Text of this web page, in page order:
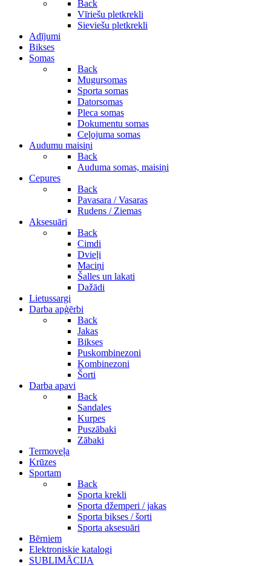
Back
Vīriešu pletkrekli
Sieviešu pletkrekli
Adījumi
Bikses
Somas
Back
Mugursomas
Sporta somas
Datorsomas
Pleca somas
Dokumentu somas
Ceļojuma somas
Audumu maisiņi
Back
Auduma somas, maisiņi
Cepures
Back
Pavasara / Vasaras
Rudens / Ziemas
Aksesuāri
Back
Cimdi
Dvieļi
Maciņi
Šalles un lakati
Dažādi
Lietussargi
Darba apģērbi
Back
Jakas
Bikses
Puskombinezoni
Kombinezoni
Šorti
Darba apavi
Back
Sandales
Kurpes
Puszābaki
Zābaki
Termoveļa
Krūzes
Sportam
Back
Sporta krekli
Sporta džemperi / jakas
Sporta bikses / šorti
Sporta aksesuāri
Bērniem
Elektroniskie katalogi
SUBLIMĀCIJA